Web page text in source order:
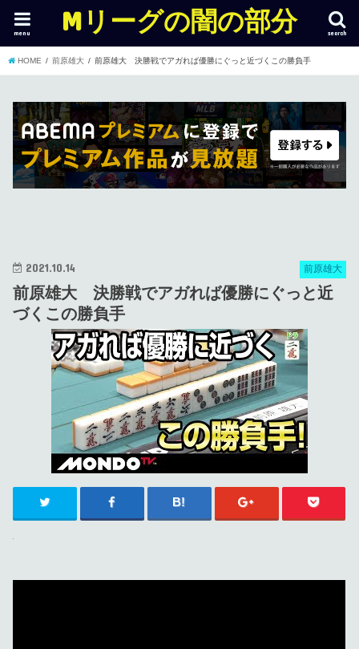
Mリーグの闇の部分 search
menu
HOME 前原雄大 前原雄大 決勝戦でアガれば優勝にぐっと近づくこの勝負手
前原雄大
2021.10.14
前原雄大 決勝戦でアガれば優勝にぐっと近
づくこの勝負手